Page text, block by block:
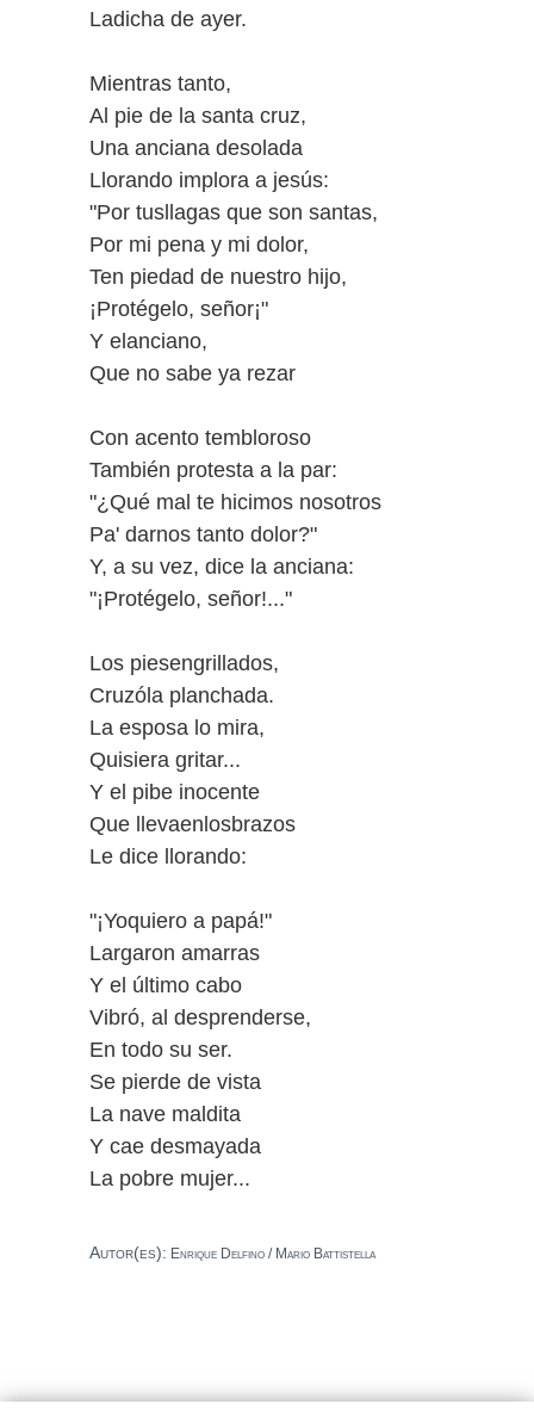
Ladicha de ayer.
Mientras tanto,
Al pie de la santa cruz,
Una anciana desolada
Llorando implora a jesús:
"Por tusllagas que son santas,
Por mi pena y mi dolor,
Ten piedad de nuestro hijo,
¡Protégelo, señor¡"
Y elanciano,
Que no sabe ya rezar
Con acento tembloroso
También protesta a la par:
"¿Qué mal te hicimos nosotros
Pa' darnos tanto dolor?"
Y, a su vez, dice la anciana:
"¡Protégelo, señor!..."
Los piesengrillados,
Cruzóla planchada.
La esposa lo mira,
Quisiera gritar...
Y el pibe inocente
Que llevaenlosbrazos
Le dice llorando:
"¡Yoquiero a papá!"
Largaron amarras
Y el último cabo
Vibró, al desprenderse,
En todo su ser.
Se pierde de vista
La nave maldita
Y cae desmayada
La pobre mujer...
Autor(es): Enrique Delfino / Mario Battistella